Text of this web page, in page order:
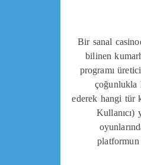
Bir sanal
bilinen
programı
çoğunlukla
ederek hangi tür